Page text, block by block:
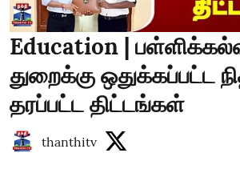
Education |
துறைக்கு ஒதுக்கப்பட்ட
தரப்பட்ட திட்டங்கள்
thanthitv